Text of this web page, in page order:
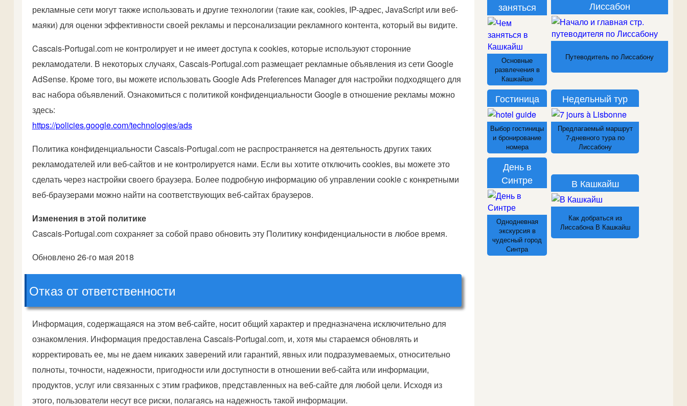
рекламные сети могут также использовать и другие технологии (такие как, cookies, IP-адрес, JavaScript или веб-
маяки) для оценки эффективности своей рекламы и персонализации рекламного контента, который вы видите.
Cascais-Portugal.com не контролирует и не имеет доступа к cookies, которые используют сторонние
рекламодатели. В некоторых случаях, Cascais-Portugal.com размещает рекламные объявления из сети Google
AdSense. Кроме того, вы можете использовать Google Ads Preferences Manager для настройки подходящего для
вас набора объявлений. Ознакомиться с политикой конфиденциальности Google в отношение рекламы можно
здесь:
https://policies.google.com/technologies/ads
Политика конфиденциальности Cascais-Portugal.com не распространяется на деятельность других таких
рекламодателей или веб-сайтов и не контролируется нами. Если вы хотите отключить cookies, вы можете это
сделать через настройки своего браузера. Более подробную информацию об управлении cookie с конкретными
веб-браузерами можно найти на соответствующих веб-сайтах браузеров.
Изменения в этой политике
Cascais-Portugal.com сохраняет за собой право обновить эту Политику конфиденциальности в любое время.
Обновлено 26-го мая 2018
Отказ от ответственности
Информация, содержащаяся на этом веб-сайте, носит общий характер и предназначена исключительно для
ознакомления. Информация предоставлена Cascais-Portugal.com, и, хотя мы стараемся обновлять и
корректировать ее, мы не даем никаких заверений или гарантий, явных или подразумеваемых, относительно
полноты, точности, надежности, пригодности или доступности в отношении веб-сайта или информации,
продуктов, услуг или связанных с этим графиков, представленных на веб-сайте для любой цели. Исходя из
этого, пользователи несут все риски, полагаясь на надежность такой информации.
заняться
Основные
развлечения в
Кашкайше
Лиссабон
Путеводитель по Лиссабону
Гостиница
Выбор гостиницы
и бронирование
номера
Недельный тур
Предлагаемый маршрут
7-дневного тура по
Лиссабону
День в
Синтре
Однодневная
экскурсия в
чудесный город
Синтра
В Кашкайш
Как добраться из
Лиссабона В Кашкайш